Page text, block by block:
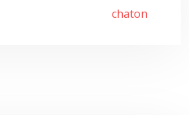
chaton